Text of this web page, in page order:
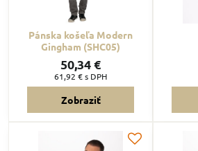
Pánska košeľa Modern
Gingham (SHC05)
50,34 €
61,92 €s DPH
Zobraziť